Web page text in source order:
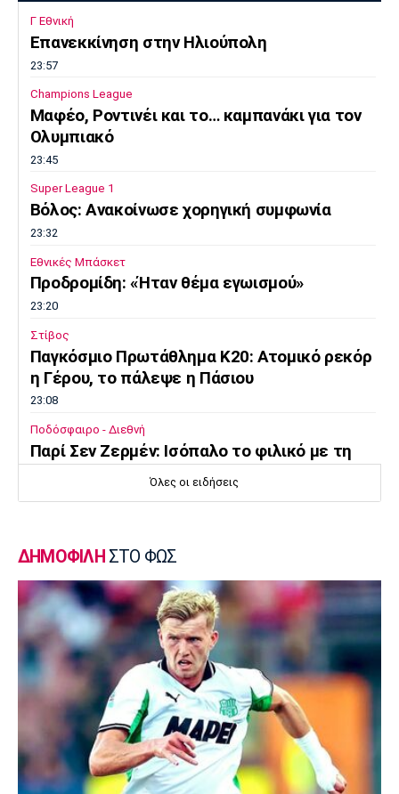
Γ Εθνική
Επανεκκίνηση στην Ηλιούπολη
23:57
Champions League
Μαφέο, Ροντινέι και το… καμπανάκι για τον
Ολυμπιακό
23:45
Super League 1
Βόλος: Ανακοίνωσε χορηγική συμφωνία
23:32
Εθνικές Μπάσκετ
Προδρομίδη: «Ήταν θέμα εγωισμού»
23:20
Στίβος
Παγκόσμιο Πρωτάθλημα Κ20: Ατομικό ρεκόρ
η Γέρου, το πάλεψε η Πάσιου
23:08
Ποδόσφαιρο - Διεθνή
Παρί Σεν Ζερμέν: Ισόπαλο το φιλικό με τη
Μάντσεστερ Γιουνάιτεντ
Σκωτία: «Δύο στα δύο» η Σεντ Μίρεν, πρώτη
νίκη για Νταντί
22:40
Επικαιρότητα
Τραγωδία στην Πάρο: Παιδί 4 ετών πνίγηκε
σε πισίνα
22:25
Super League 1
Άρης - Πανσερραϊκός 2-2: Ισόπαλο το φιλικό
Super League 1
Όλες οι ειδήσεις
ΔΗΜΟΦΙΛΗ ΣΤΟ ΦΩΣ